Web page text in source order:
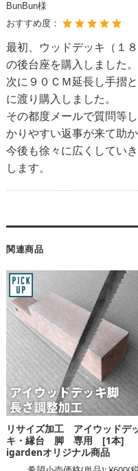
BunBun様
おすすめ度：
最初、ウッドデッキ（１
の後台座を購入しました。
次に９０ＣＭ延長し手摺
に渡り購入しました。
その都度メールで質問等
かりやすい返事が来て助か
今後も徐々に広くしてい
します。
関連商品
リサイズ加工 アイウッドデ
キ・縁台 脚 専用 [1本]
igardenオリジナル商品